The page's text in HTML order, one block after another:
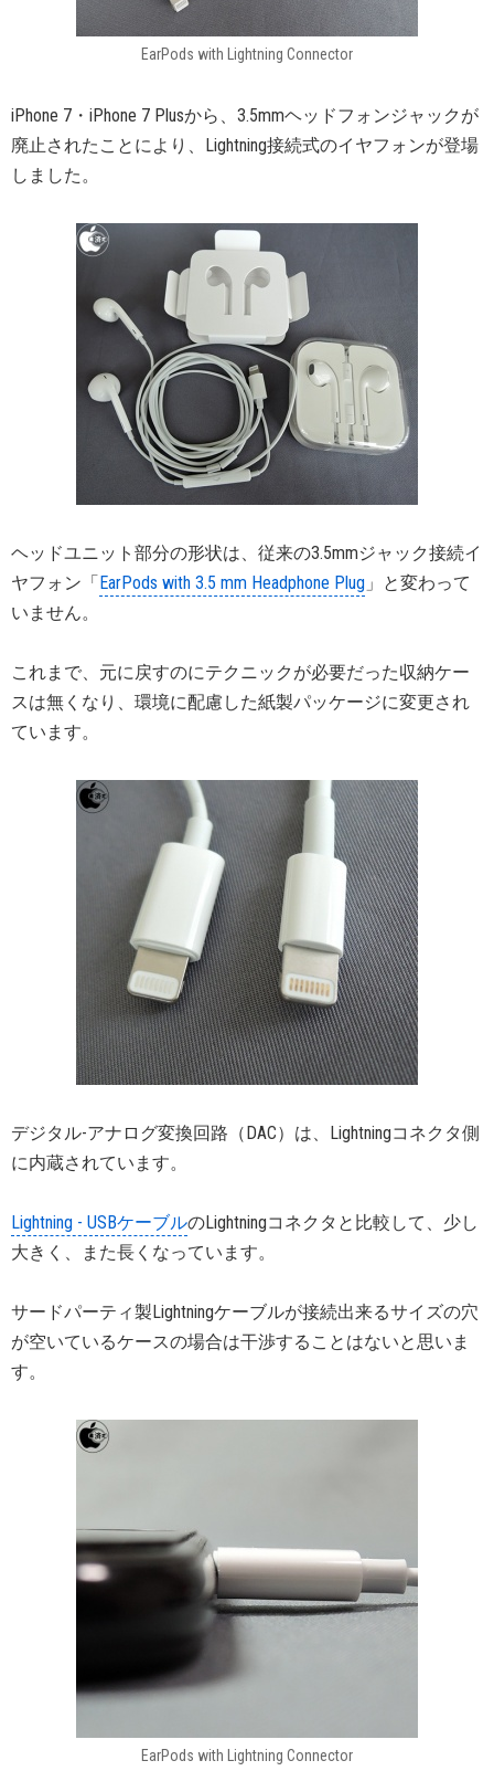
EarPods with Lightning Connector
iPhone 7・iPhone 7 Plusから、3.5mmヘッドフォンジャックが
廃止されたことにより、Lightning接続式のイヤフォンが登場
しました。
ヘッドユニット部分の形状は、従来の3.5mmジャック接続イ
ヤフォン「EarPods with 3.5 mm Headphone Plug 」と変わって
いません。
これまで、元に戻すのにテクニックが必要だった収納ケー
スは無くなり、環境に配慮した紙製パッケージに変更され
ています。
デジタル-アナログ変換回路（DAC）は、Lightningコネクタ側
に内蔵されています。
Lightning - USBケーブルのLightningコネクタと比較して、少し
大きく、また長くなっています。
サードパーティ製Lightningケーブルが接続出来るサイズの穴
が空いているケースの場合は干渉することはないと思いま
す。
EarPods with Lightning Connector